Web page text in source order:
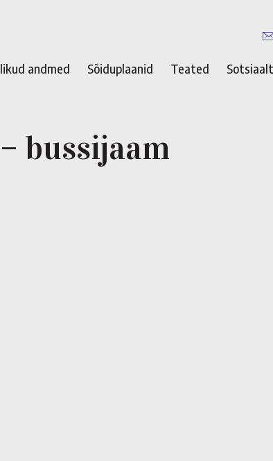
andmed Sõiduplaanid Teated
bussijaam